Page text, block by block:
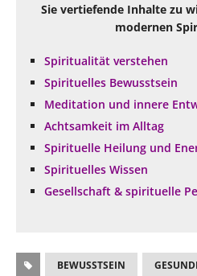
Sie vertiefende Inhalte zu
modernen
Spiritualität verstehen
Spirituelles Bewusstsein
Meditation und innere
Achtsamkeit im Alltag
Spirituelle Heilung und
Spirituelles Wissen
Gesellschaft & spirituelle
BEWUSSTSEIN